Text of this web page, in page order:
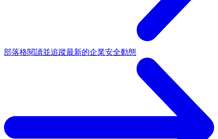
部落格閱讀並追蹤最新的企業安全動態